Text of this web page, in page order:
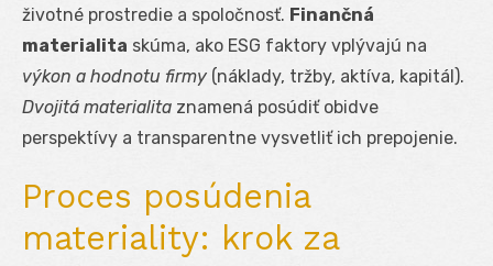
životné prostredie a spoločnosť. Finančná
materialita skúma, ako ESG faktory vplývajú na
výkon a hodnotu firmy (náklady, tržby, aktíva, kapitál).
Dvojitá materialita znamená posúdiť obidve
perspektívy a transparentne vysvetliť ich prepojenie.
Proces posúdenia
materiality: krok za